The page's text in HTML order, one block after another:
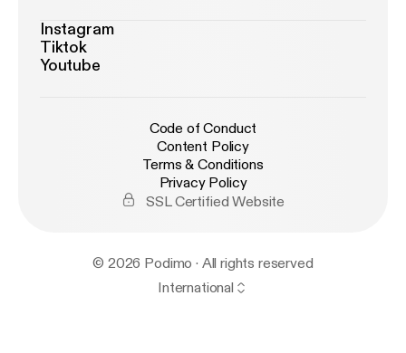
Instagram
Tiktok
Youtube
Code of Conduct
Content Policy
Terms & Conditions
Privacy Policy
SSL Certified Website
© 2026 Podimo · All rights reserved
International